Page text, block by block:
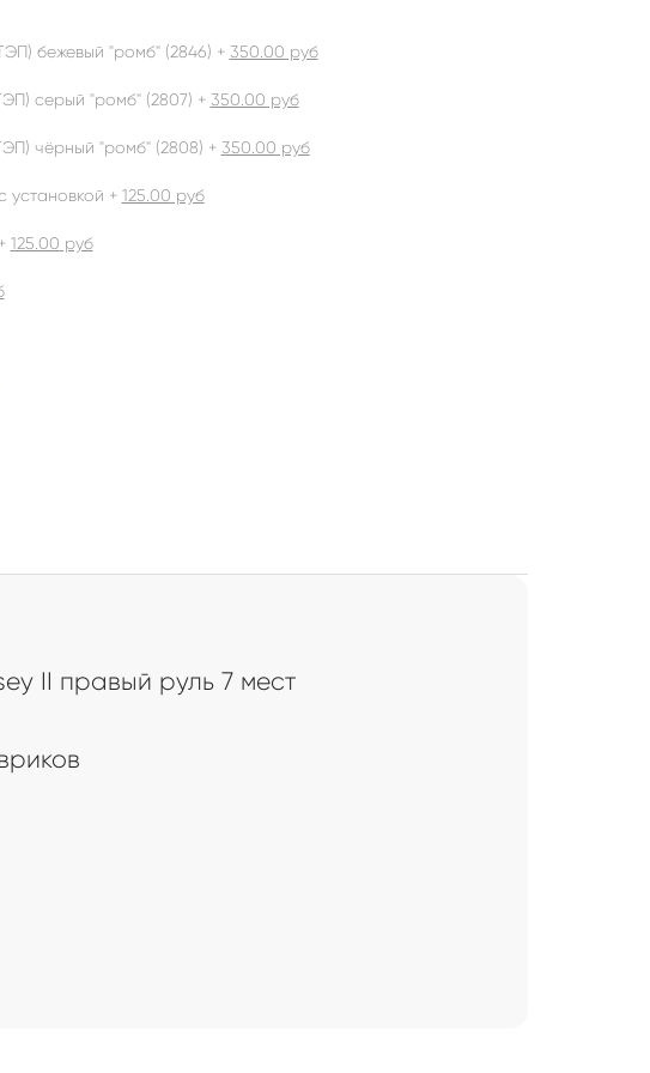
бежевый "ромб" (2846) + 350.00 руб
серый "ромб" (2807) + 350.00 руб
чёрный "ромб" (2808) + 350.00 руб
установкой + 125.00 руб
125.00 руб
II правый руль 7 мест